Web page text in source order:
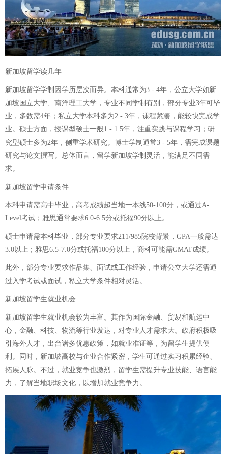
新加坡留学读几年
新加坡留学学制因学历层次而异。本科通常为3 - 4年，公立大学如新
加坡国立大学、南洋理工大学，专业不同学制有别，部分专业3年可毕
业，多数需4年；私立大学本科多为2 - 3年，课程紧凑，能较快完成学
业。硕士方面，授课型硕士一般1 - 1.5年，注重实践与课程学习；研
究型硕士多为2年，侧重学术研究。博士学制通常3 - 5年，需完成课题
研究与论文撰写。总体而言，留学新加坡学制灵活，能满足不同需
求。
新加坡留学申请条件
本科申请需高中毕业，高考成绩超当地一本线50-100分，或通过A-
Level考试；雅思通常要求6.0-6.5分或托福90分以上。
硕士申请需本科毕业，部分专业要求211/985院校背景，GPA一般需达
3.0以上；雅思6.5-7.0分或托福100分以上，商科可能需GMAT成绩。
此外，部分专业要求作品集、面试或工作经验，申请公立大学还需通
过入学考试或面试，私立大学条件相对灵活。
新加坡留学生就业机会
新加坡留学生就业机会较为丰富。其作为国际金融、贸易和航运中
心，金融、科技、物流等行业发达，对专业人才需求大。政府积极吸
引海外人才，出台诸多优惠政策，如就业准证等，为留学生提供便
利。同时，新加坡高校与企业合作紧密，学生可通过实习积累经验、
拓展人脉。不过，就业竞争也激烈，留学生需提升专业技能、语言能
力，了解当地职场文化，以增加就业竞争力。